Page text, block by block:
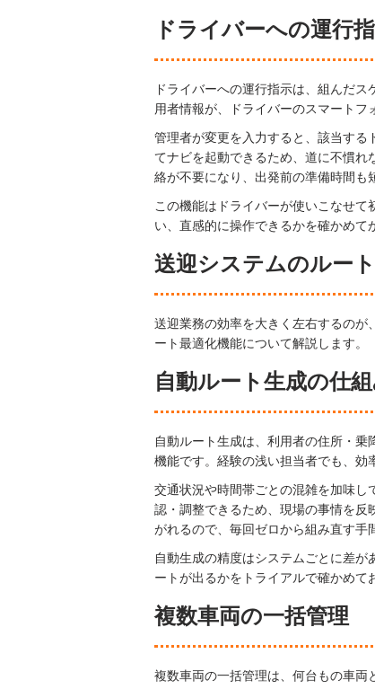
ドライバーへの運行
ドライバーへの運行指示は、組んだ
用者情報が、ドライバーのスマートフ
管理者が変更を入力すると、該当する
てナビを起動できるため、道に不慣
絡が不要になり、出発前の準備時間も
この機能はドライバーが使いこなせ
い、直感的に操作できるかを確かめて
送迎システムのルー
送迎業務の効率を大きく左右するの
ート最適化機能について解説します。
自動ルート生成の仕
自動ルート生成は、利用者の住所・
機能です。経験の浅い担当者でも、効
交通状況や時間帯ごとの混雑を加味
認・調整できるため、現場の事情を
がれるので、毎回ゼロから組み直す手
自動生成の精度はシステムごとに差
ートが出るかをトライアルで確かめて
複数車両の一括管理
複数車両の一括管理は、何台もの車両